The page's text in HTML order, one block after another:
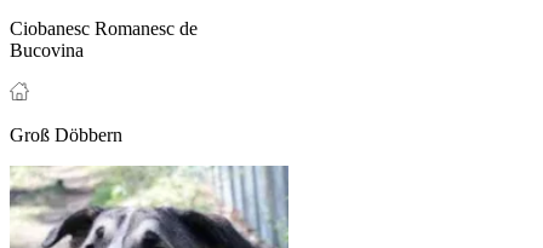
Ciobanesc Romanesc de
Bucovina
Groß Döbbern